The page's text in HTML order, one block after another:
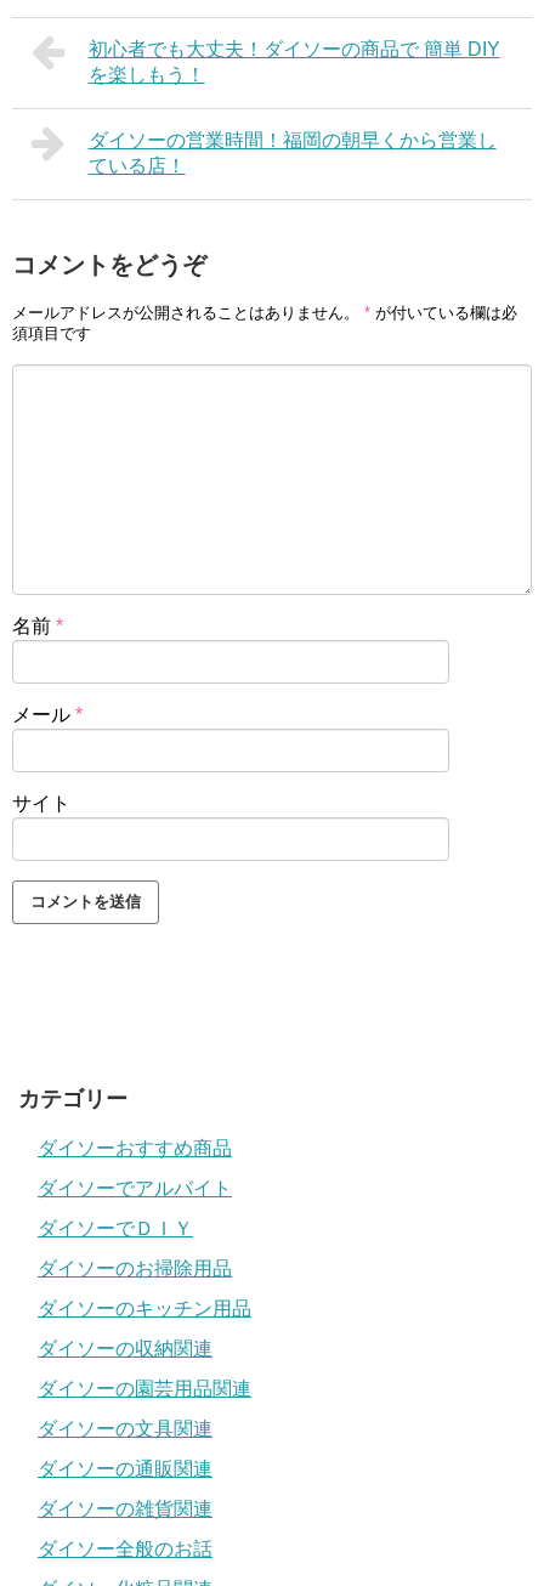
初心者でも大丈夫！ダイソーの商品で 簡単 DIY
を楽しもう！
ダイソーの営業時間！福岡の朝早くから営業し
ている店！
コメントをどうぞ
メールアドレスが公開されることはありません。 * が付いている欄は必
須項目です
名前 *
メール *
サイト
カテゴリー
ダイソーおすすめ商品
ダイソーでアルバイト
ダイソーでＤＩＹ
ダイソーのお掃除用品
ダイソーのキッチン用品
ダイソーの収納関連
ダイソーの園芸用品関連
ダイソーの文具関連
ダイソーの通販関連
ダイソーの雑貨関連
ダイソー全般のお話